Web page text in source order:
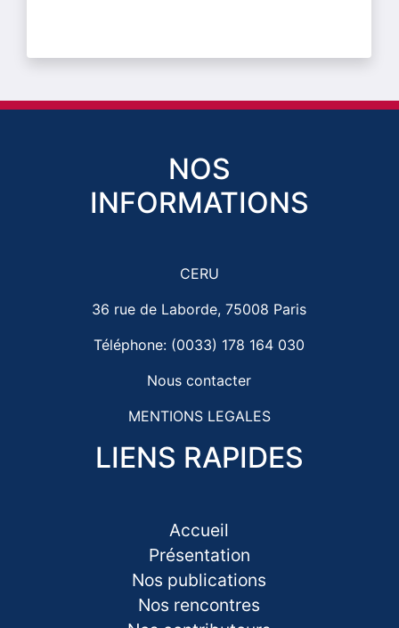
NOS
INFORMATIONS
CERU
36 rue de Laborde, 75008 Paris
Téléphone: (0033) 178 164 030
Nous contacter
MENTIONS LEGALES
LIENS RAPIDES
Accueil
Présentation
Nos publications
Nos rencontres